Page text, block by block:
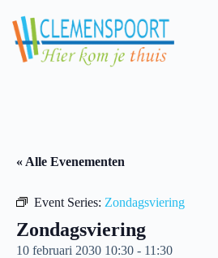
content
« Alle Evenementen
Event Series: Zondagsviering
Zondagsviering
10 februari 2030 10:30 - 11:30